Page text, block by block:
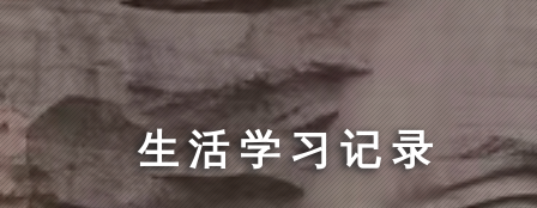
生活学习记录